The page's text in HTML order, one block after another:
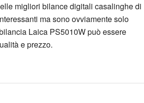
migliori bilance digitali casalinghe di
ma sono ovviamente solo
Laica PS5010W può essere
e prezzo.